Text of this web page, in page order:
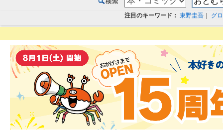
注目のキーワード： 東野圭吾 グ